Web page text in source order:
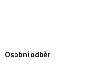
Osobní odběr